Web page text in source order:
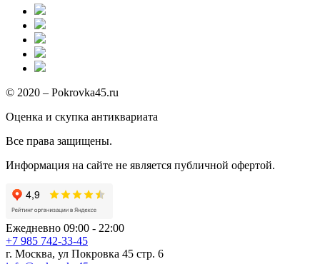
© 2020 – Pokrovka45.ru
Оценка и скупка антиквариата
Все права защищены.
Информация на сайте не является публичной офертой.
Ежедневно 09:00 - 22:00
+7 985 742-33-45
г. Москва, ул Покровка 45 стр. 6